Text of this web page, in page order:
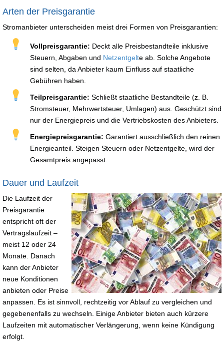
Arten der Preisgarantie
Stromanbieter unterscheiden meist drei Formen von Preisgarantien:
Vollpreisgarantie: Deckt alle Preisbestandteile inklusive
Steuern, Abgaben und Netzentgelte ab. Solche Angebote
sind selten, da Anbieter kaum Einfluss auf staatliche
Gebühren haben.
Teilpreisgarantie: Schließt staatliche Bestandteile (z. B.
Stromsteuer, Mehrwertsteuer, Umlagen) aus. Geschützt sind
nur der Energiepreis und die Vertriebskosten des Anbieters.
Energiepreisgarantie: Garantiert ausschließlich den reinen
Energieanteil. Steigen Steuern oder Netzentgelte, wird der
Gesamtpreis angepasst.
Dauer und Laufzeit
Die Laufzeit der
Preisgarantie
entspricht oft der
Vertragslaufzeit –
meist 12 oder 24
Monate. Danach
kann der Anbieter
neue Konditionen
anbieten oder Preise
anpassen. Es ist sinnvoll, rechtzeitig vor Ablauf zu vergleichen und
gegebenenfalls zu wechseln. Einige Anbieter bieten auch kürzere
Laufzeiten mit automatischer Verlängerung, wenn keine Kündigung
erfolgt.